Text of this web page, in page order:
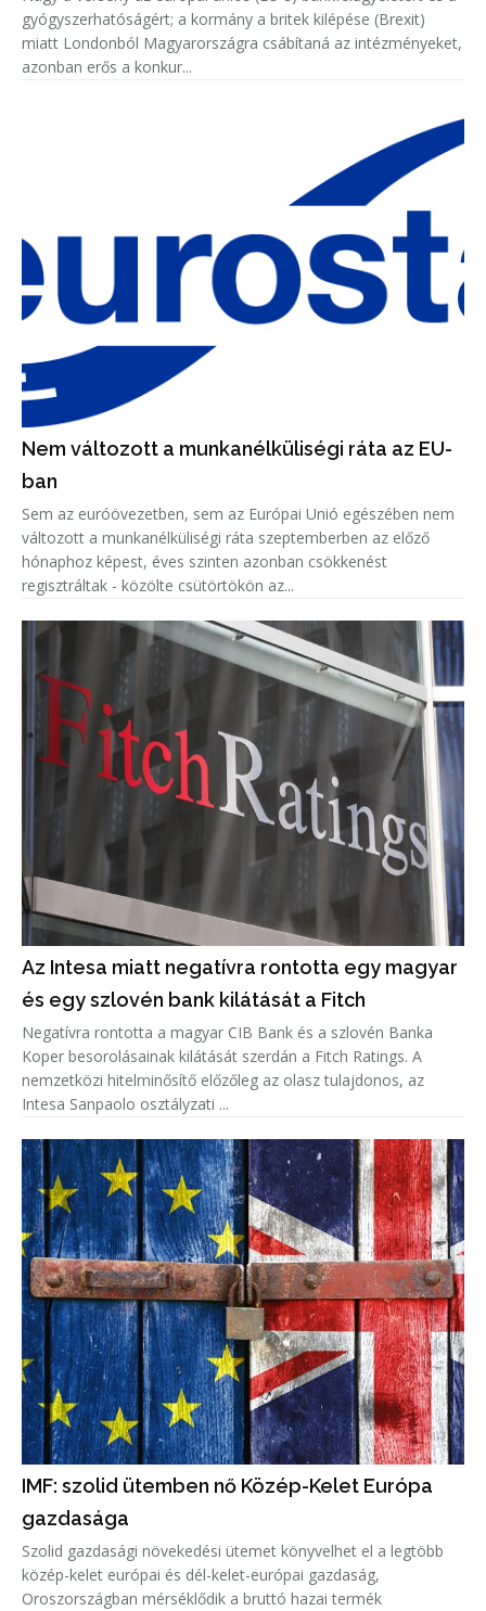
gyógyszerhatóságért; a kormány a britek kilépése (Brexit)
miatt Londonból Magyarországra csábítaná az intézményeket,
azonban erős a konkur...
Nem változott a munkanélküliségi ráta az EU-
ban
Sem az euróövezetben, sem az Európai Unió egészében nem
változott a munkanélküliségi ráta szeptemberben az előző
hónaphoz képest, éves szinten azonban csökkenést
regisztráltak - közölte csütörtökön az...
Az Intesa miatt negatívra rontotta egy magyar
és egy szlovén bank kilátását a Fitch
Negatívra rontotta a magyar CIB Bank és a szlovén Banka
Koper besorolásainak kilátását szerdán a Fitch Ratings. A
nemzetközi hitelminősítő előzőleg az olasz tulajdonos, az
Intesa Sanpaolo osztályzati ...
IMF: szolid ütemben nő Közép-Kelet Európa
gazdasága
Szolid gazdasági növekedési ütemet könyvelhet el a legtöbb
közép-kelet európai és dél-kelet-európai gazdaság,
Oroszországban mérséklődik a bruttó hazai termék